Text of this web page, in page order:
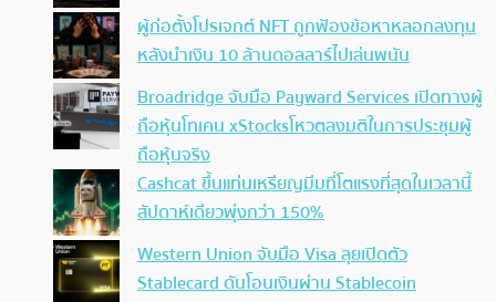
ผู้ก่อตั้งโปรเจกต์ NFT ถูกฟ้องข้อหาหลอกลงทุน
หลังนำเงิน 10 ล้านดอลลาร์ไปเล่นพนัน
Broadridge จับมือ Payward Services เปิดทางผู้
ถือหุ้นโทเคน xStocksโหวตลงมติในการประชุมผู้
ถือหุ้นจริง
Cashcat ขึ้นแท่นเหรียญมีมที่โตแรงที่สุดในเวลานี้
สัปดาห์เดียวพุ่งกว่า 150%
Western Union จับมือ Visa ลุยเปิดตัว
Stablecard ดันโอนเงินผ่าน Stablecoin